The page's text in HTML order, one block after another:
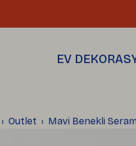
EV
Outlet Mavi Benekli